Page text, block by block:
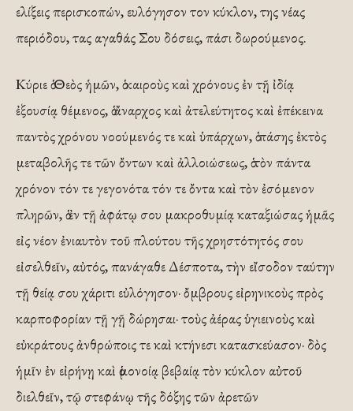
ελίξεις περισκοπών, ευλόγησον τον κύκλον, της νέας
περιόδου, τας αγαθάς Σου δόσεις, πάσι δωρούμενος.
Κύριε ὁ Θεὸς ἡμῶν, ὁ καιροὺς καὶ χρόνους ἐν τῇ ἰδίᾳ
ἐξουσίᾳ θέμενος, ὁ ἄναρχος καὶ ἀτελεύτητος καὶ ἐπέκεινα
παντὸς χρόνου νοούμενός τε καὶ ὑπάρχων, ὁ πάσης ἐκτὸς
μεταβολῆς τε τῶν ὄντων καὶ ἀλλοιώσεως, ὁ τὸν πάντα
χρόνον τόν τε γεγονότα τόν τε ὄντα καὶ τὸν ἐσόμενον
πληρῶν, ὁ ἐν τῇ ἀφάτῳ σου μακροθυμίᾳ καταξιώσας ἡμᾶς
εἰς νέον ἐνιαυτὸν τοῦ πλούτου τῆς χρηστότητός σου
εἰσελθεῖν, αὐτός, πανάγαθε Δέσποτα, τὴν εἴσοδον ταύτην
τῇ θείᾳ σου χάριτι εὐλόγησον· ὄμβρους εἰρηνικοὺς πρὸς
καρποφορίαν τῇ γῇ δώρησαι· τοὺς ἀέρας ὑγιεινοὺς καὶ
εὐκράτους ἀνθρώποις τε καὶ κτήνεσι κατασκεύασον· δὸς
ἡμῖν ἐν εἰρήνῃ καὶ ὁμονοίᾳ βεβαίᾳ τὸν κύκλον αὐτοῦ
διελθεῖν, τῷ στεφάνῳ τῆς δόξης τῶν ἀρετῶν